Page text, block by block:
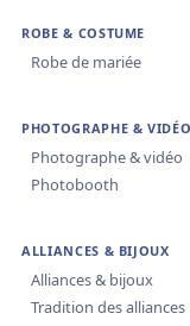
ROBE & COSTUME
Robe de mariée
PHOTOGRAPHE & VIDÉO
Photographe & vidéo
Photobooth
ALLIANCES & BIJOUX
Alliances & bijoux
Tradition des alliances